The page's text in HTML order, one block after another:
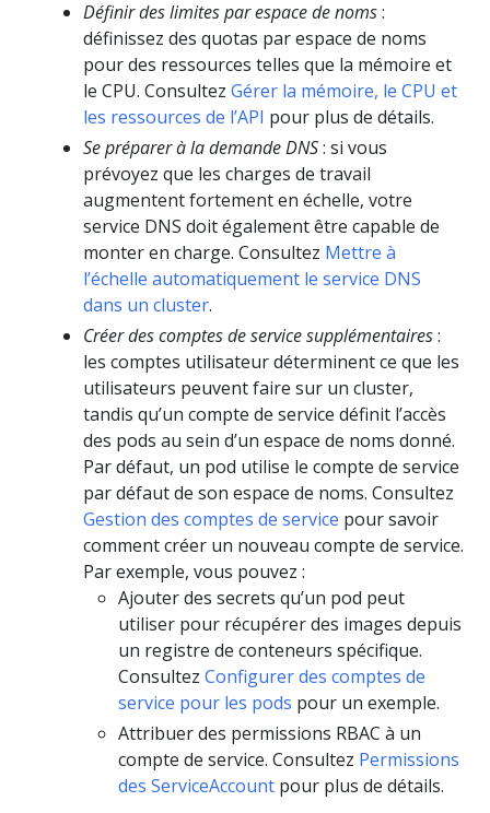
Définir des limites par espace de noms:
définissez des quotas par espace de noms
pour des ressources telles que la mémoire et
le CPU. Consultez Gérer la mémoire, le CPU et
les ressources de l’API pour plus de détails.
Se préparer à la demande DNS: si vous
prévoyez que les charges de travail
augmentent fortement en échelle, votre
service DNS doit également être capable de
monter en charge. Consultez Mettre à
l’échelle automatiquement le service DNS
dans un cluster.
Créer des comptes de service supplémentaires:
les comptes utilisateur déterminent ce que les
utilisateurs peuvent faire sur un cluster,
tandis qu’un compte de service définit l’accès
des pods au sein d’un espace de noms donné.
Par défaut, un pod utilise le compte de service
par défaut de son espace de noms. Consultez
Gestion des comptes de service pour savoir
comment créer un nouveau compte de service.
Par exemple, vous pouvez :
Ajouter des secrets qu’un pod peut
utiliser pour récupérer des images depuis
un registre de conteneurs spécifique.
Consultez Configurer des comptes de
service pour les pods pour un exemple.
Attribuer des permissions RBAC à un
compte de service. Consultez Permissions
des ServiceAccount pour plus de détails.